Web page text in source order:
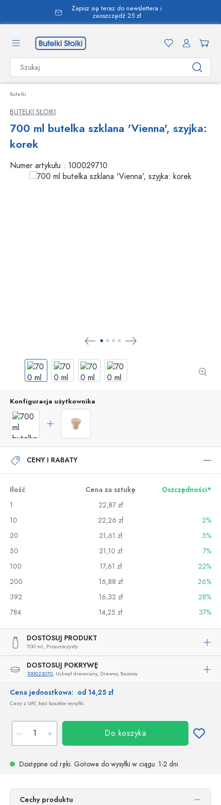
zawartości
Zapisz się teraz do newslettera i
zaoszczędź 25 zł
Butelki
BUTELKI SŁOIKI
700 ml butelka szklana 'Vienna', szyjka:
korek
Numer artykułu : 100029710
Konfiguracja użytkownika
CENY I RABATY
Ilość Cena za sztukę
Oszczędności*
1
22,87 zł
10
22,26 zł
2%
20
21,61 zł
5%
50
21,10 zł
7%
100
17,61 zł
22%
200
16,88 zł
26%
392
16,32 zł
28%
784
14,25 zł 37%
DOSTOSUJ PRODUKT
700 ml, Przezroczysty
DOSTOSUJ POKRYWĘ
100023070, Uchwyt drewniany, Drewno, Beżowy
Cena jednostkowa: od 14,25 zł
Ceny z VAT, bez kosztów wysyłki
Do koszyka
Dostępne od ręki. Gotowe do wysyłki w ciągu: 1-2 dni
Cechy produktu